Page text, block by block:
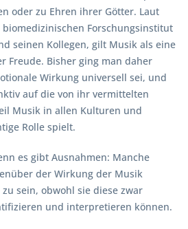
oder zu Ehren ihrer Götter. Laut
biomedizinischen Forschungsinstitut
seinen Kollegen, gilt Musik als eine
Freude. Bisher ging man daher
Wirkung universell sei, und
auf die von ihr vermittelten
Musik in allen Kulturen und
Rolle spielt.
es gibt Ausnahmen: Manche
der Wirkung der Musik
sein, obwohl sie diese zwar
und interpretieren können.